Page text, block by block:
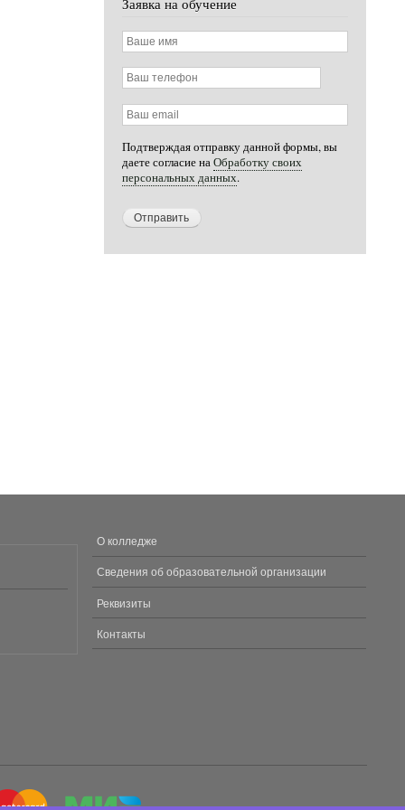
Ваше
имя
Ваш
телефон
Ваш
email
Подтверждая отправку данной формы, вы
даете согласие наОбработку своих
персональных данных.
МЕНЮ
В
ПОДВАЛЕ
О колледже
Сведения об образовательной организации
Реквизиты
Контакты